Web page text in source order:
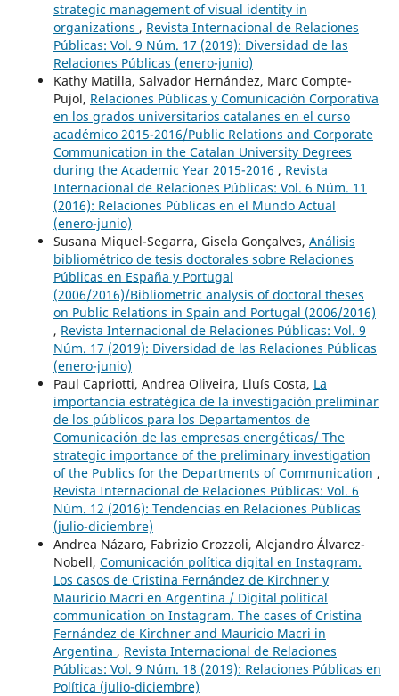
strategic management of visual identity in
organizations , Revista Internacional de Relaciones
Públicas: Vol. 9 Núm. 17 (2019): Diversidad de las
Relaciones Públicas (enero-junio)
Kathy Matilla, Salvador Hernández, Marc Compte-
Pujol, Relaciones Públicas y Comunicación Corporativa
en los grados universitarios catalanes en el curso
académico 2015-2016/Public Relations and Corporate
Communication in the Catalan University Degrees
during the Academic Year 2015-2016 , Revista
Internacional de Relaciones Públicas: Vol. 6 Núm. 11
(2016): Relaciones Públicas en el Mundo Actual
(enero-junio)
Susana Miquel-Segarra, Gisela Gonçalves, Análisis
bibliométrico de tesis doctorales sobre Relaciones
Públicas en España y Portugal
(2006/2016)/Bibliometric analysis of doctoral theses
on Public Relations in Spain and Portugal (2006/2016)
, Revista Internacional de Relaciones Públicas: Vol. 9
Núm. 17 (2019): Diversidad de las Relaciones Públicas
(enero-junio)
Paul Capriotti, Andrea Oliveira, Lluís Costa, La
importancia estratégica de la investigación preliminar
de los públicos para los Departamentos de
Comunicación de las empresas energéticas/ The
strategic importance of the preliminary investigation
of the Publics for the Departments of Communication ,
Revista Internacional de Relaciones Públicas: Vol. 6
Núm. 12 (2016): Tendencias en Relaciones Públicas
(julio-diciembre)
Andrea Názaro, Fabrizio Crozzoli, Alejandro Álvarez-
Nobell, Comunicación política digital en Instagram.
Los casos de Cristina Fernández de Kirchner y
Mauricio Macri en Argentina / Digital political
communication on Instagram. The cases of Cristina
Fernández de Kirchner and Mauricio Macri in
Argentina , Revista Internacional de Relaciones
Públicas: Vol. 9 Núm. 18 (2019): Relaciones Públicas en
Política (julio-diciembre)